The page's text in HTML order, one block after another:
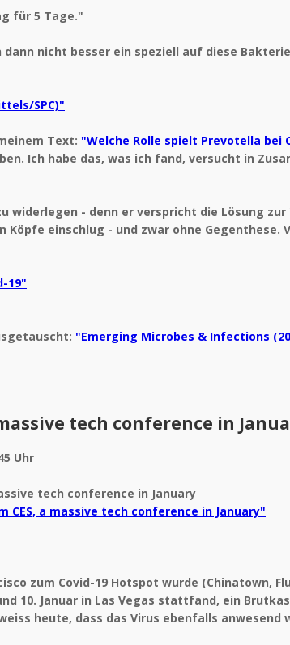
für 5 Tage."
nicht besser ein speziell auf diese
SPC)"
Text: "Welche Rolle spielt Prevotella bei
Ich habe das, was ich fand, versucht in
- denn er verspricht die Lösung zur
einschlug - und zwar ohne Gegenthese.
19"
"Emerging Microbes & Infections
tech conference in
Uhr
a massive tech conference in January"
zum Covid-19 Hotspot wurde (Chinatown,
10. Januar in Las Vegas stattfand, ein
heute, dass das Virus ebenfalls anwesend